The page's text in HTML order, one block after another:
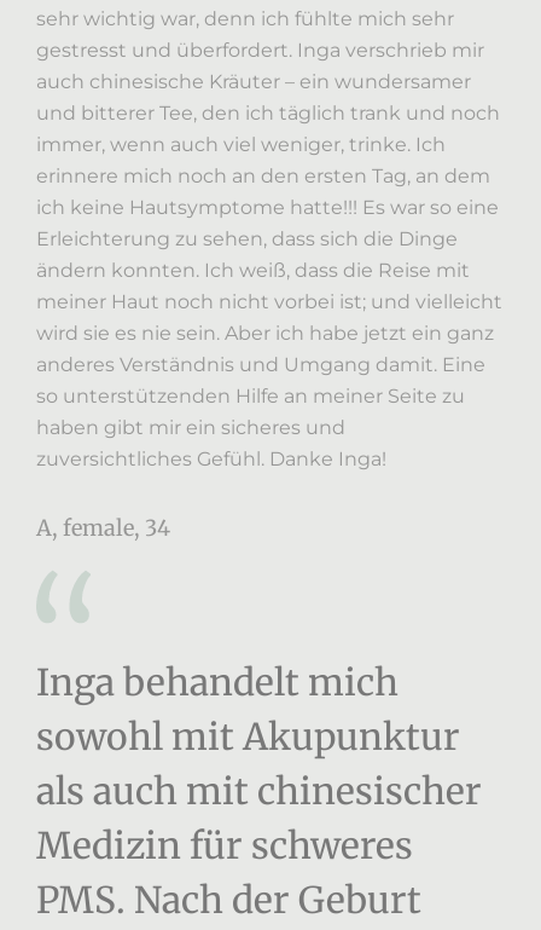
sehr wichtig war, denn ich fühlte mich sehr
gestresst und überfordert. Inga verschrieb mir
auch chinesische Kräuter – ein wundersamer
und bitterer Tee, den ich täglich trank und noch
immer, wenn auch viel weniger, trinke. Ich
erinnere mich noch an den ersten Tag, an dem
ich keine Hautsymptome hatte!!! Es war so eine
Erleichterung zu sehen, dass sich die Dinge
ändern konnten. Ich weiß, dass die Reise mit
meiner Haut noch nicht vorbei ist; und vielleicht
wird sie es nie sein. Aber ich habe jetzt ein ganz
anderes Verständnis und Umgang damit. Eine
so unterstützenden Hilfe an meiner Seite zu
haben gibt mir ein sicheres und
zuversichtliches Gefühl. Danke Inga!
A, female, 34
Inga behandelt mich
sowohl mit Akupunktur
als auch mit chinesischer
Medizin für schweres
PMS. Nach der Geburt